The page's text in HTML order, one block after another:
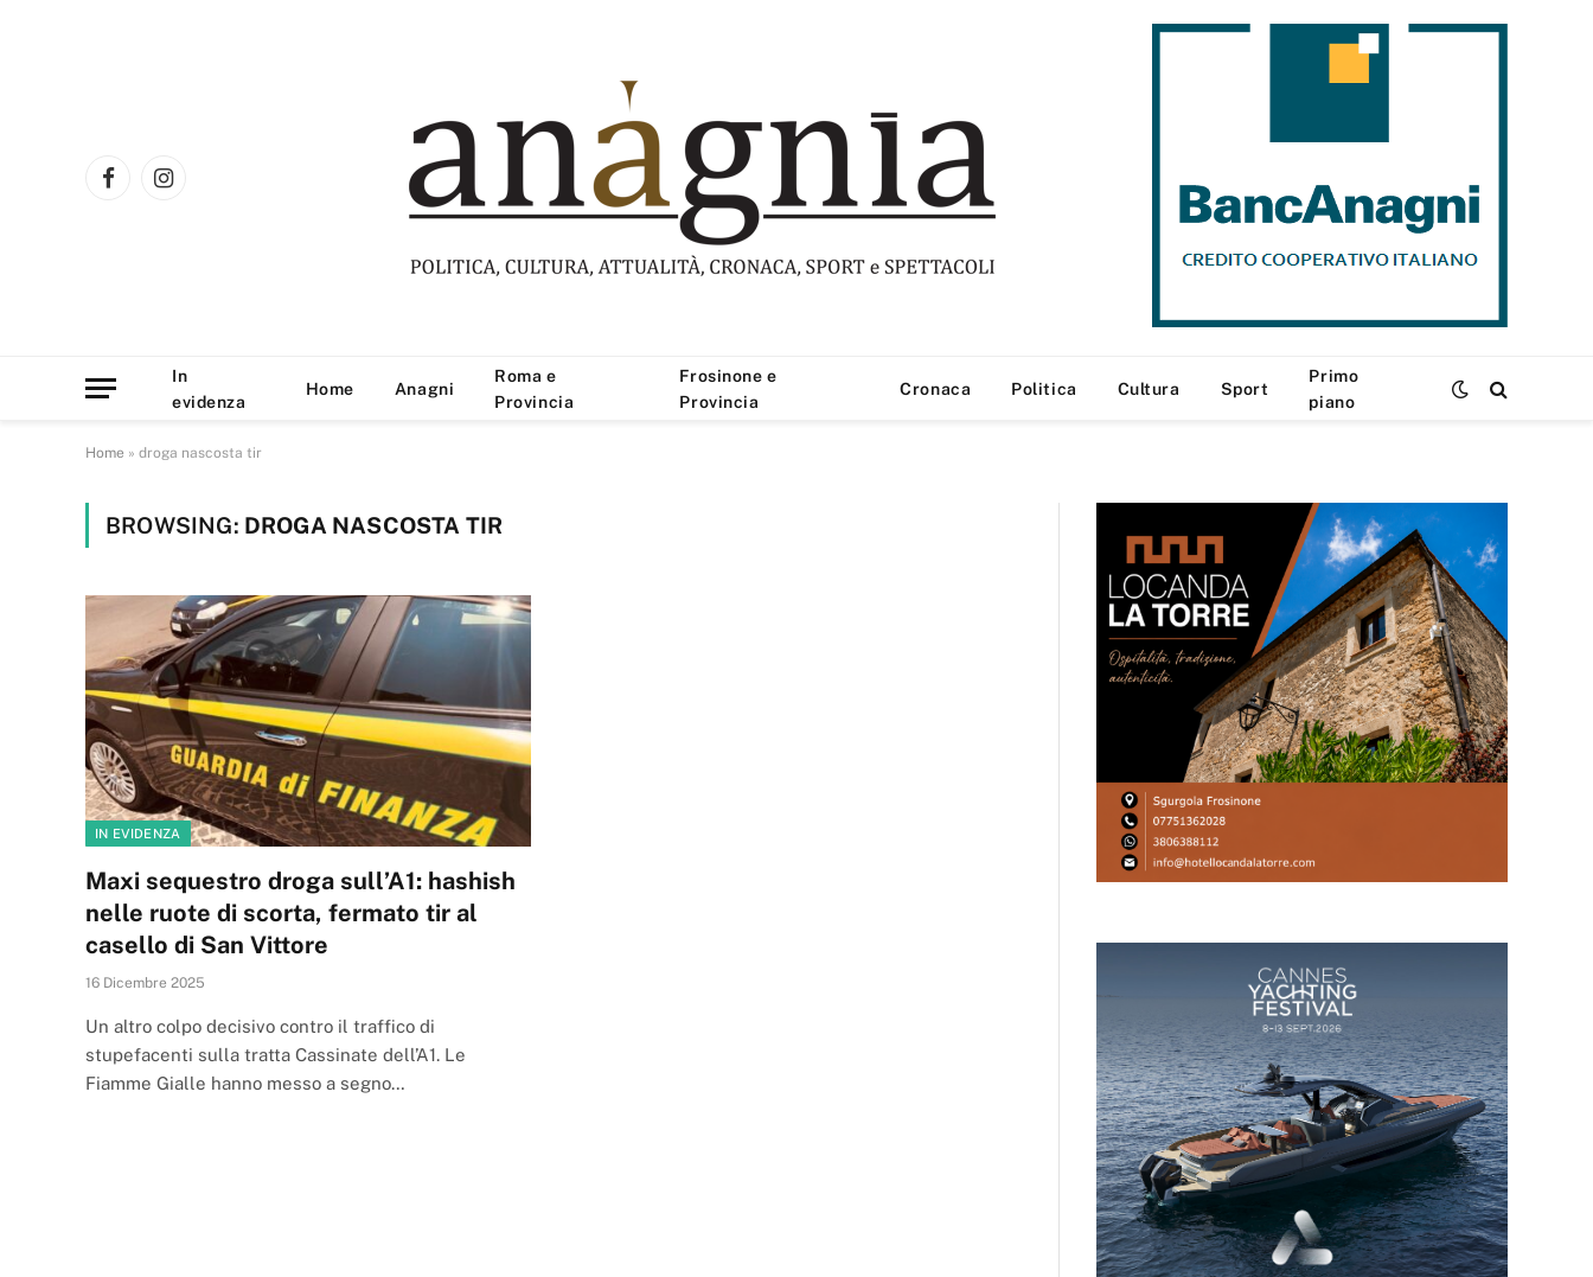
FacebookInstagram
In
evidenza
Home Anagni
Roma e
Provincia
Frosinone e
Provincia
Cronaca Politica Cultura Sport
Primo
piano
Home » droga nascosta tir
BROWSING: DROGA NASCOSTA TIR
IN EVIDENZA
Maxi sequestro droga sull’A1: hashish
nelle ruote di scorta, fermato tir al
casello di San Vittore
16 Dicembre 2025
Un altro colpo decisivo contro il traffico di
stupefacenti sulla tratta Cassinate dell’A1. Le
Fiamme Gialle hanno messo a segno…